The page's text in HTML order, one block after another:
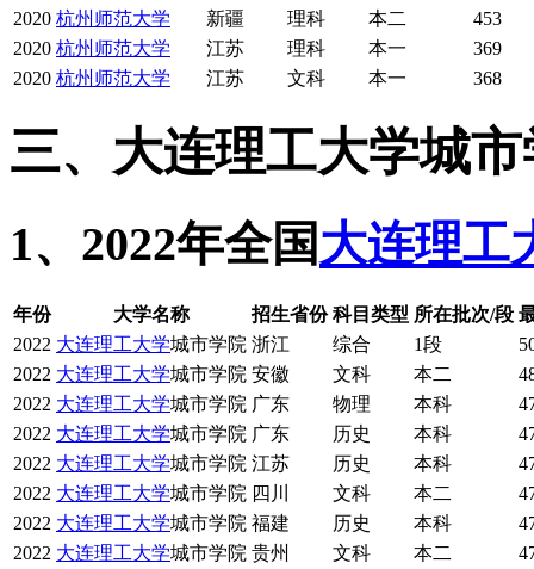
2020 杭州师范大学 新疆 理科 本二
453
2020 杭州师范大学 江苏 理科 本一
369
2020 杭州师范大学 江苏 文科 本一 368
三、大连理工大学城
1、2022年全国大连理工
年份 大学名称 招生省份 科目类型 所在批次/段
2022 大连理工大学城市学院 浙江 综合 1段
2022 大连理工大学城市学院 安徽 文科 本二
2022 大连理工大学城市学院 广东 物理 本科
2022 大连理工大学城市学院 广东 历史 本科
2022 大连理工大学城市学院 江苏 历史 本科
2022 大连理工大学城市学院 四川 文科 本二
2022 大连理工大学城市学院 福建 历史 本科
2022 大连理工大学城市学院 贵州 文科 本二